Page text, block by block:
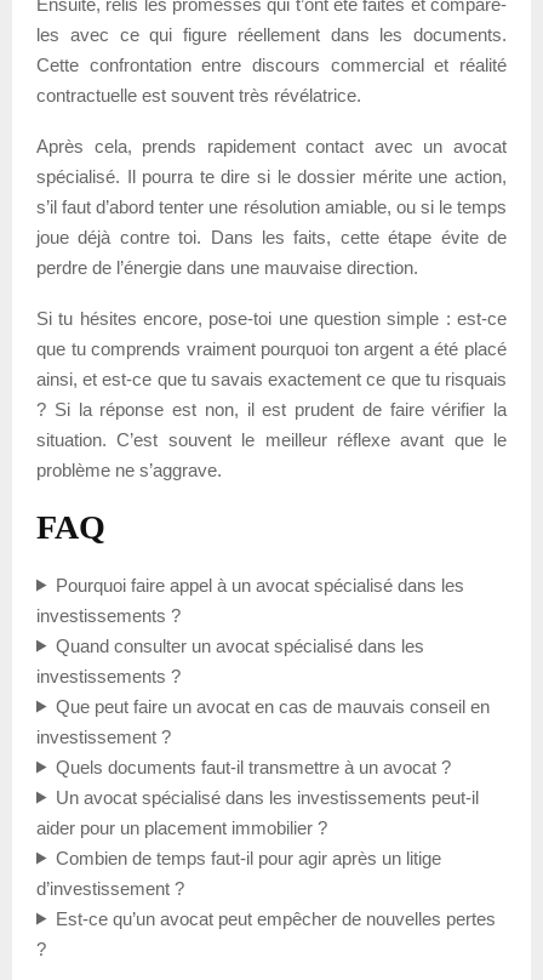
les avec ce qui figure réellement dans les documents.
Cette confrontation entre discours commercial et réalité
contractuelle est souvent très révélatrice.
Après cela, prends rapidement contact avec un avocat
spécialisé. Il pourra te dire si le dossier mérite une action,
s’il faut d’abord tenter une résolution amiable, ou si le temps
joue déjà contre toi. Dans les faits, cette étape évite de
perdre de l’énergie dans une mauvaise direction.
Si tu hésites encore, pose-toi une question simple : est-ce
que tu comprends vraiment pourquoi ton argent a été placé
ainsi, et est-ce que tu savais exactement ce que tu risquais
? Si la réponse est non, il est prudent de faire vérifier la
situation. C’est souvent le meilleur réflexe avant que le
problème ne s’aggrave.
FAQ
Pourquoi faire appel à un avocat spécialisé dans les
investissements ?
Quand consulter un avocat spécialisé dans les
investissements ?
Que peut faire un avocat en cas de mauvais conseil en
investissement ?
Quels documents faut-il transmettre à un avocat ?
Un avocat spécialisé dans les investissements peut-il
aider pour un placement immobilier ?
Combien de temps faut-il pour agir après un litige
d’investissement ?
Est-ce qu’un avocat peut empêcher de nouvelles pertes
?